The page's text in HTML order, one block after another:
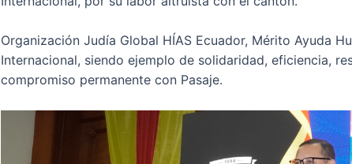
Organización Judía Global HÍAS Ecuador, Mérito Ayuda
Internacional, siendo ejemplo de solidaridad, eficiencia,
compromiso permanente con Pasaje.